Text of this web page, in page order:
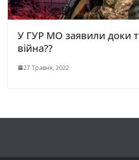
У ГУР МО заявили доки
війна??
27 Травня, 2022